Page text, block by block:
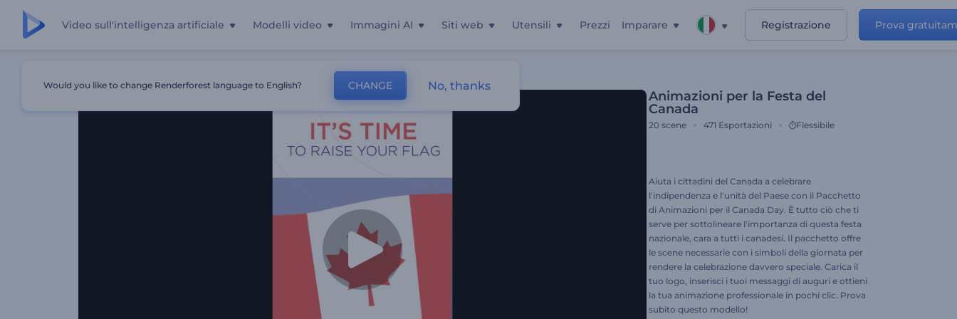
Video sull'intelligenza artificiale Modelli video Immagini AI Siti web Utensili Prezzi Imparare Registrazione Prova
Animazioni per la Festa del
Canada
20 scene 471 Esportazioni Flessibile
Aiuta i cittadini del Canada a celebrare
l'indipendenza e l'unità del Paese con il Pacchetto
di Animazioni per il Canada Day. È tutto ciò che ti
serve per sottolineare l'importanza di questa festa
nazionale, cara a tutti i canadesi. Il pacchetto offre
le scene necessarie con i simboli della giornata per
rendere la celebrazione davvero speciale. Carica il
tuo logo, inserisci i tuoi messaggi di auguri e ottieni
la tua animazione professionale in pochi clic. Prova
subito questo modello!
Would you like to change Renderforest language to English? CHANGE No, thanks